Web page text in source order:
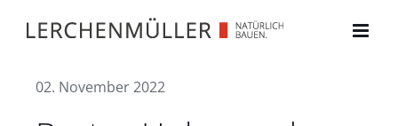
Inhalt
02. November 2022